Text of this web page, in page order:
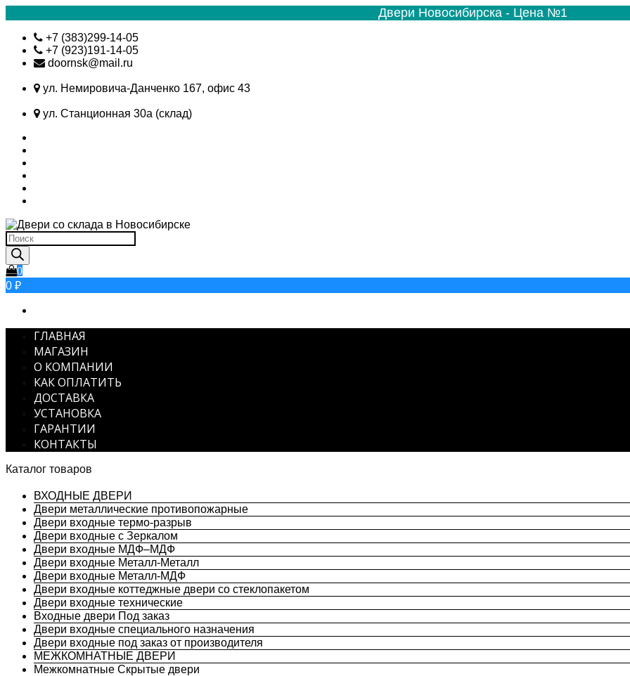
Двери Новосибирска - Цена №1
Skip
content
+7 (383)299-14-05
+7 (923)191-14-05
doornsk@mail.ru
ул. Немировича-Данченко 167, офис 43
ул. Станционная 30а (склад)
Поиск
товаров
0
0 ₽
ГЛАВНАЯ
МАГАЗИН
О КОМПАНИИ
КАК ОПЛАТИТЬ
ДОСТАВКА
УСТАНОВКА
ГАРАНТИИ
КОНТАКТЫ
Каталог товаров
ВХОДНЫЕ ДВЕРИ
Двери металлические противопожарные
Двери входные термо-разрыв
Двери входные с Зеркалом
Двери входные МДФ–МДФ
Двери входные Металл-Металл
Двери входные Металл-МДФ
Двери входные коттеджные двери со стеклопакетом
Двери входные технические
Входные двери Под заказ
Двери входные специального назначения
Двери входные под заказ от производителя
МЕЖКОМНАТНЫЕ ДВЕРИ
Межкомнатные Скрытые двери